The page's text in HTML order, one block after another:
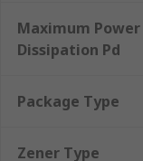
Maximum Power
Dissipation Pd
Package Type
Zener Type